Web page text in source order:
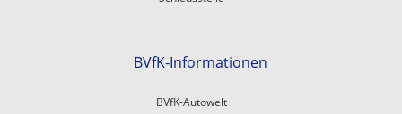
BVfK-Informationen
BVfK-Autowelt